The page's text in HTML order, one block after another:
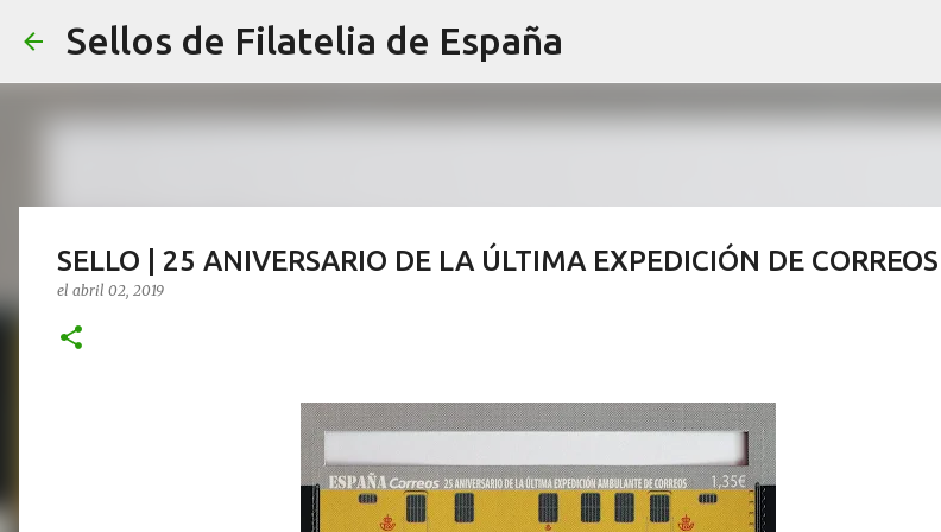
Sellos de Filatelia de España
SELLO | 25 ANIVERSARIO DE LA ÚLTIMA EXPEDICIÓN DE CORREOS
el abril 02, 2019